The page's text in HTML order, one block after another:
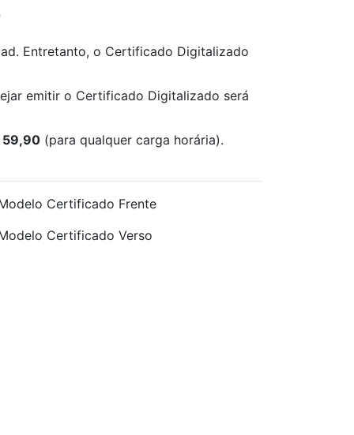
Entretanto, o Certificado Digitalizado
emitir o Certificado Digitalizado será
59,90 (para qualquer carga horária).